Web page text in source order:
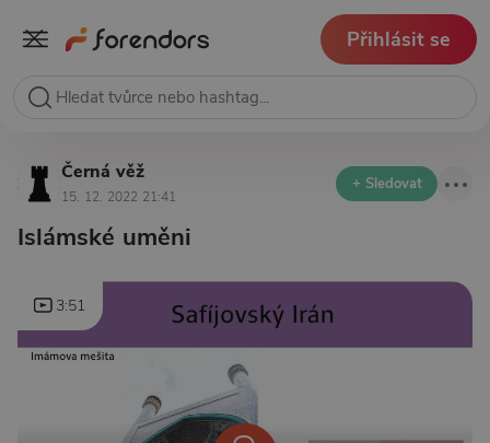
Přihlásit se
Černá věž
15. 12. 2022 21:41
+ Sledovat
Islámské uměni
3:51